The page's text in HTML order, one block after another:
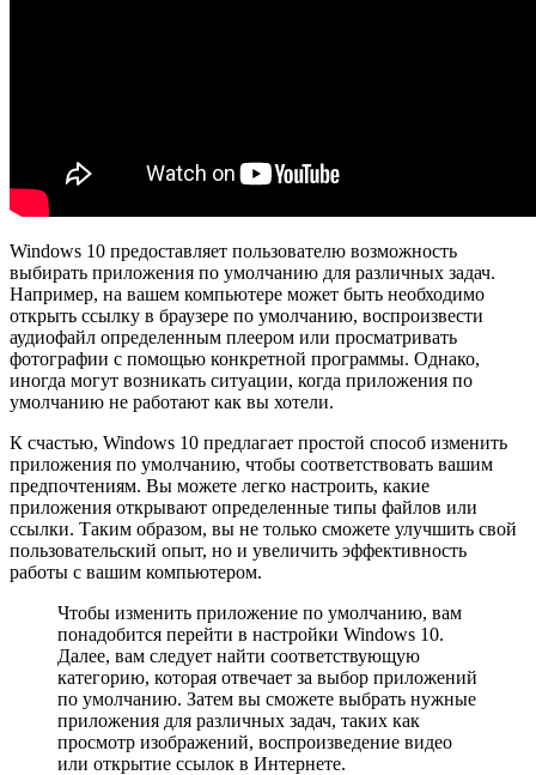
Windows 10 предоставляет пользователю возможность
выбирать приложения по умолчанию для различных задач.
Например, на вашем компьютере может быть необходимо
открыть ссылку в браузере по умолчанию, воспроизвести
аудиофайл определенным плеером или просматривать
фотографии с помощью конкретной программы. Однако,
иногда могут возникать ситуации, когда приложения по
умолчанию не работают как вы хотели.
К счастью, Windows 10 предлагает простой способ изменить
приложения по умолчанию, чтобы соответствовать вашим
предпочтениям. Вы можете легко настроить, какие
приложения открывают определенные типы файлов или
ссылки. Таким образом, вы не только сможете улучшить свой
пользовательский опыт, но и увеличить эффективность
работы с вашим компьютером.
Чтобы изменить приложение по умолчанию, вам
понадобится перейти в настройки Windows 10.
Далее, вам следует найти соответствующую
категорию, которая отвечает за выбор приложений
по умолчанию. Затем вы сможете выбрать нужные
приложения для различных задач, таких как
просмотр изображений, воспроизведение видео
или открытие ссылок в Интернете.